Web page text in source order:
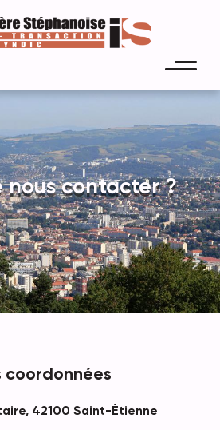
nous contacter ?
coordonnées
42100 Saint-Étienne